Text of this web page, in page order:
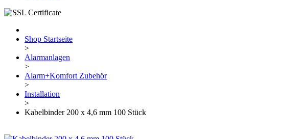
Shop Startseite
>
Alarmanlagen
>
Alarm+Komfort Zubehör
>
Installation
>
Kabelbinder 200 x 4,6 mm 100 Stück